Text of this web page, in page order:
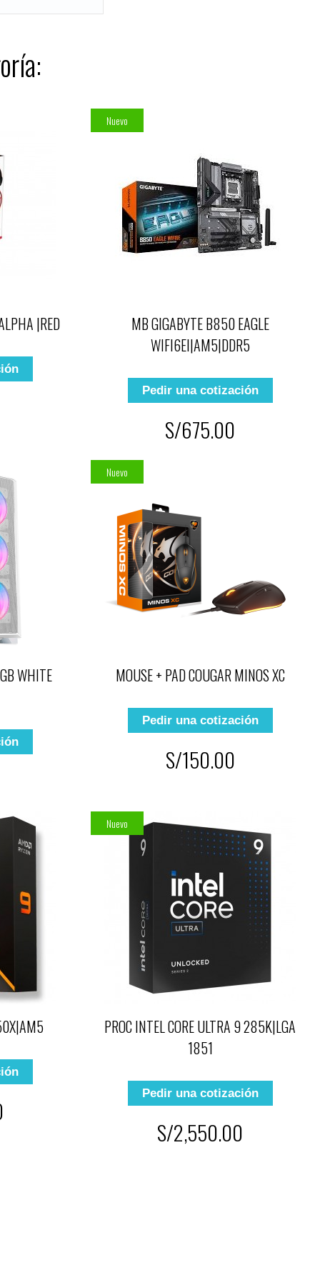
|RED
Nuevo
MB GIGABYTE B850 EAGLE
WIFI6EI|AM5|DDR5
Pedir una cotización
S/675.00
WHITE
Nuevo
MOUSE + PAD COUGAR MINOS XC
Pedir una cotización
S/150.00
Nuevo
PROC INTEL CORE ULTRA 9 285K|LGA
1851
Pedir una cotización
S/2,550.00